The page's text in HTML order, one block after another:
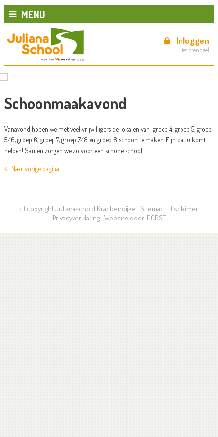
MENU
Inloggen
Besloten deel
Schoonmaakavond
Vanavond hopen we met veel vrijwilligers de lokalen van groep 4, groep 5, groep
5/6, groep 6, groep 7, groep 7/8 en groep 8 schoon te maken. Fijn dat u komt
helpen! Samen zorgen we zo voor een schone school!
Naar vorige pagina
(c) copyright Julianaschool Krabbendijke | Sitemap | Disclaimer |
Privacyverklaring| Website door: DORST